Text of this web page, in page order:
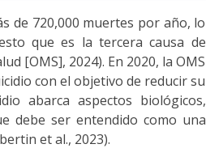
de 720,000 muertes por año, lo
que es la tercera causa de
[OMS], 2024). En 2020, la OMS
con el objetivo de reducir su
abarca aspectos biológicos,
debe ser entendido como una
et al., 2023).